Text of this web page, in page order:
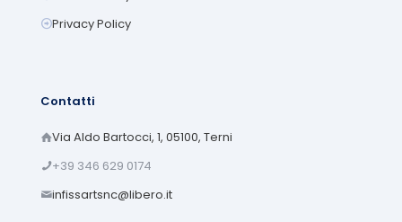
Privacy Policy
Contatti
Via Aldo Bartocci, 1, 05100, Terni
+39 346 629 0174
infissartsnc@libero.it